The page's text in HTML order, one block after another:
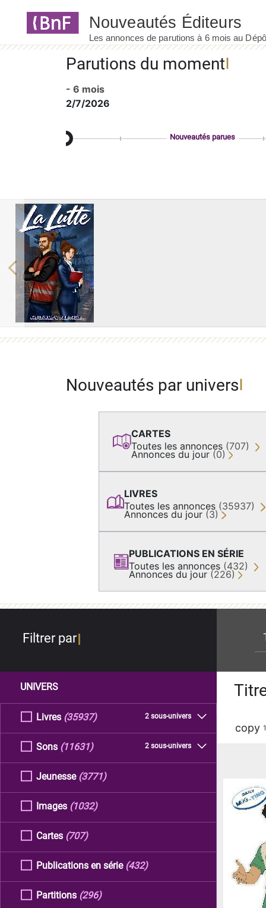
Parutions du moment
- 6 mois
2/7/2026
Nouveautés parues
Previous
Nouveautés par univers
CARTES
Toutes les annonces (707)
Annonces du jour (0)
LIVRES
Toutes les annonces (35937)
Annonces du jour (3)
PUBLICATIONS EN SÉRIE
Toutes les annonces (432)
Annonces du jour (226)
Filtrer par
UNIVERS
Livres 2 sous-univers
(35937)
Sons 2 sous-univers
(11631)
Jeunesse (3771)
Images (1032)
Cartes (707)
Publications en série (432)
Partitions (296)
copy